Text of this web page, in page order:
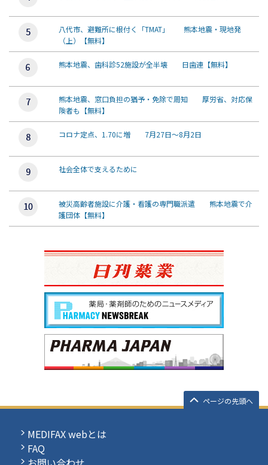
八代市、避難所に根付く「TMAT」 熊本地震・現地発
（上）【無料】
熊本地震、歯科診52施設が全半壊 日歯連【無料】
熊本地震、窓口負担の猶予・免除で周知 厚労省、対応保
険者も【無料】
コロナ定点、1.70に増 7月27日～8月2日
社会全体で支えるために
被災高齢者施設に介護・看護の専門職派遣 熊本地震で介
護団体【無料】
ページの先頭へ
MEDIFAX webとは
FAQ